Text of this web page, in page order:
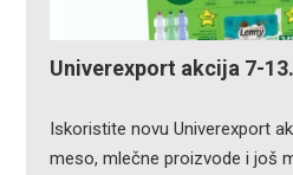
Univerexport akcija 7-
Iskoristite novu Univerexport
meso, mlečne proizvode i još